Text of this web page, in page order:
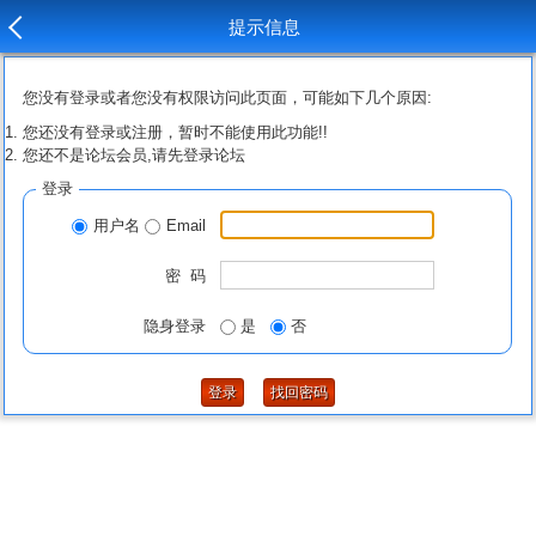
提示信息
您没有登录或者您没有权限访问此页面，可能如下几个原因:
您还没有登录或注册，暂时不能使用此功能!!
您还不是论坛会员,请先登录论坛
登录
用户名 Email
密 码
隐身登录 是 否